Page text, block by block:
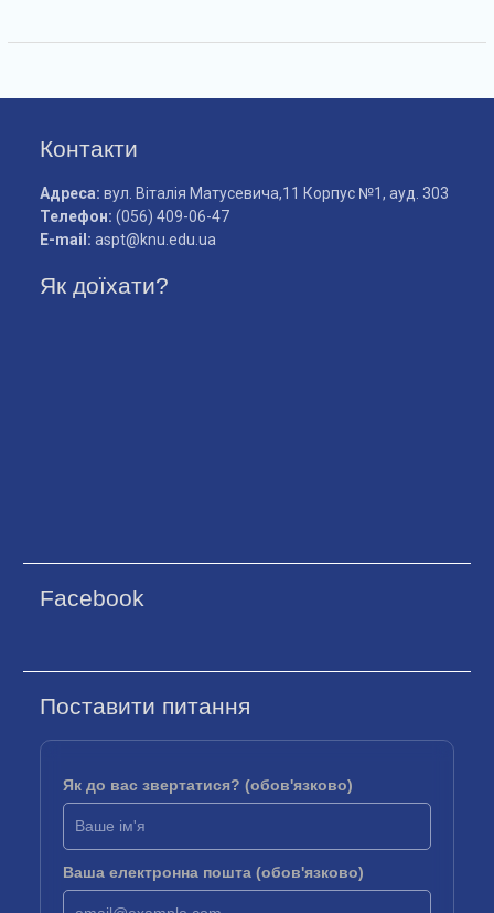
Контакти
Адреса: вул. Віталія Матусевича,11 Корпус №1, ауд. 303
Телефон: (056) 409-06-47
Е-mail: aspt@knu.edu.ua
Як доїхати?
Facebook
Поставити питання
Як до вас звертатися? (обов'язково)
Ваша електронна пошта (обов'язково)